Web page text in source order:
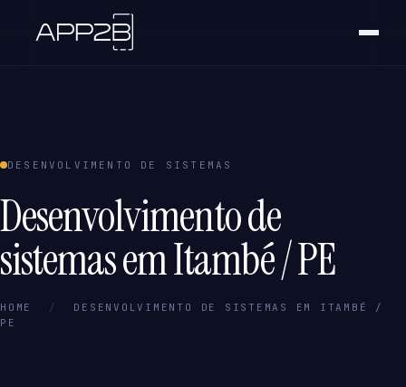
DESENVOLVIMENTO DE SISTEMAS
Desenvolvimento de
sistemas em Itambé / PE
HOME /
DESENVOLVIMENTO DE SISTEMAS EM ITAMBÉ /
PE